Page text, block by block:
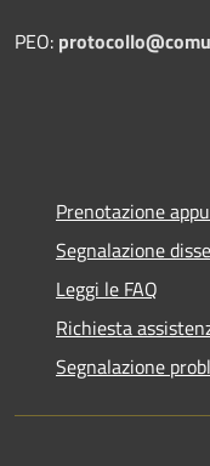
PEO:
Prenotazione
Segnalazione
Leggi le FAQ
Richiesta
Segnalazione